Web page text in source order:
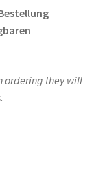
ordering they will